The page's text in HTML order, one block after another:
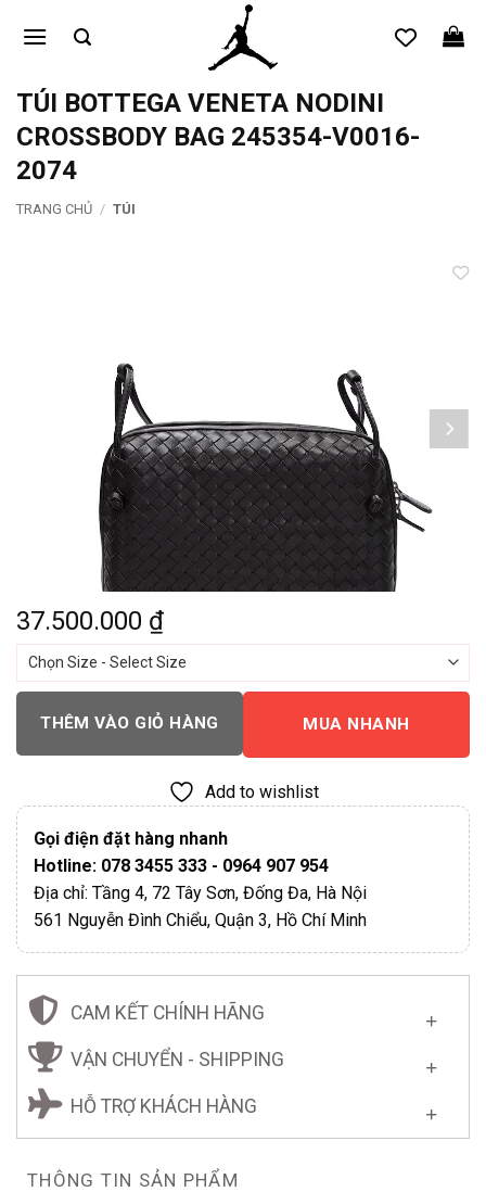
qua
dungTÚI BOTTEGA VENETA NODINI
CROSSBODY BAG 245354-V0016-
2074
TRANG CHỦ / TÚI
37.500.000 ₫
THÊM VÀO GIỎ HÀNG MUA NHANH
Add to wishlist
Gọi điện đặt hàng nhanh
Hotline: 078 3455 333 - 0964 907 954
Địa chỉ: Tầng 4, 72 Tây Sơn, Đống Đa, Hà Nội
561 Nguyễn Đình Chiểu, Quận 3, Hồ Chí Minh
CAM KẾT CHÍNH HÃNG
VẬN CHUYỂN - SHIPPING
HỖ TRỢ KHÁCH HÀNG
THÔNG TIN SẢN PHẨM